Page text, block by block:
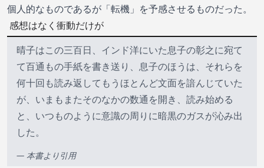
個人的なものであるが「転機」を予感させるものだった。
感想はなく衝動だけが
晴子はこの三百日、インド洋にいた息子の彰之に宛て
て百通もの手紙を書き送り、息子のほうは、それらを
何十回も読み返してもうほとんど文面を諳んじていた
が、いまもまたそのなかの数通を開き、読み始める
と、いつものように意識の周りに暗黒のガスが沁み出
した。
— 本書より引用